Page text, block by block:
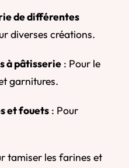
de différentes
diverses créations.
à pâtisserie : Pour le
garnitures.
et fouets : Pour
tamiser les farines et